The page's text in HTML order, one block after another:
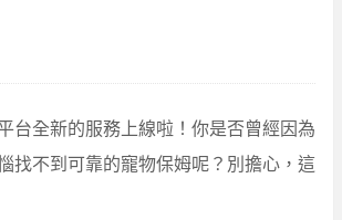
台全新的服務上線啦！你是否曾經因為
找不到可靠的寵物保姆呢？別擔心，這